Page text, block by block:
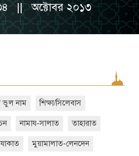
|| অক্টোবর ২০১৩
ভুল নাম শিক্ষা/সিলেবাস
নামায-সালাত তাহারাত
যাকাত মুয়ামালাত-লেনদেন